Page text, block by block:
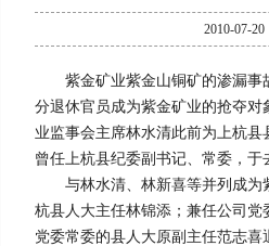
2010-07-
紫金矿业紫金山铜矿的渗漏事
分退休官员成为紫金矿业的抢夺
业监事会主席林水清此前为上杭
曾任上杭县纪委副书记、常委，于
与林水清、林新喜等并列成为
杭县人大主任林锦添；兼任公司党
党委常委的县人大原副主任范志喜